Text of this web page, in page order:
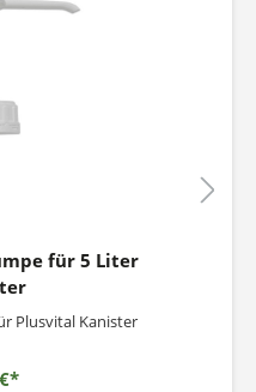
für 5 Liter
Plusvital Kanister